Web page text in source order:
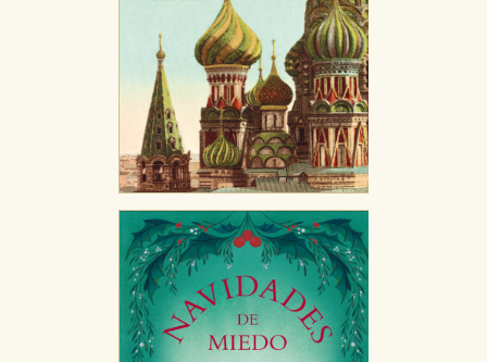
GUARDAR CONFIGURACIÓN
Puede consultar nuestra política de cookies